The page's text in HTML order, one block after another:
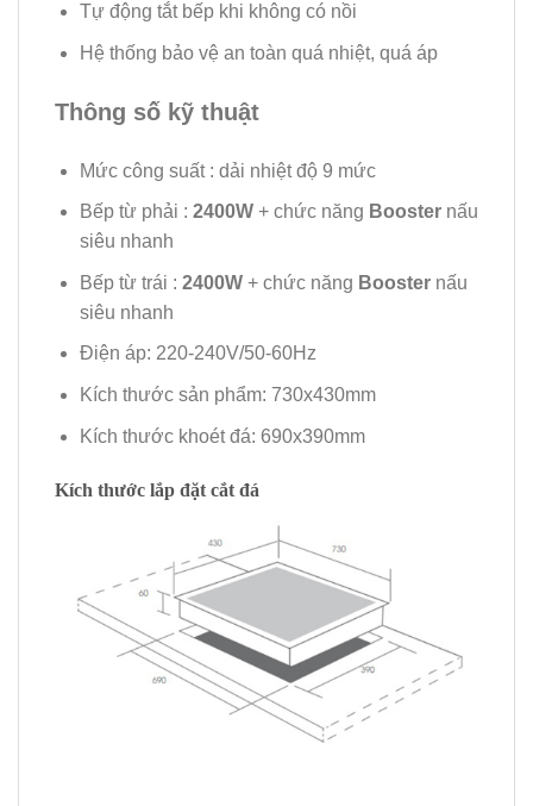
Tự động tắt bếp khi không có nồi
Hệ thống bảo vệ an toàn quá nhiệt, quá áp
Thông số kỹ thuật
Mức công suất : dải nhiệt độ 9 mức
Bếp từ phải : 2400W+ chức năng Boosternấu
siêu nhanh
Bếp từ trái : 2400W+ chức năng Boosternấu
siêu nhanh
Điện áp: 220-240V/50-60Hz
Kích thước sản phẩm: 730x430mm
Kích thước khoét đá: 690x390mm
Kích thước lắp đặt cắt đá